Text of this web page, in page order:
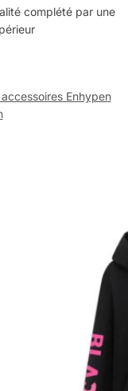
complété par une
Enhypen